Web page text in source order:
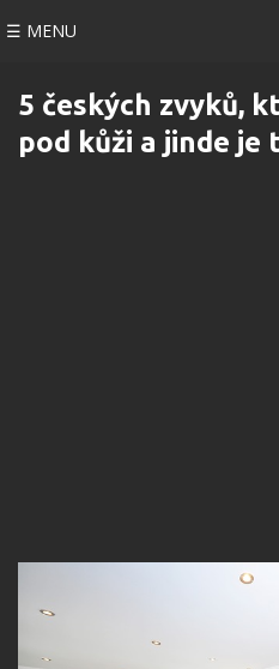
☰ MENU
5 českých zvyků,
pod kůži a jinde